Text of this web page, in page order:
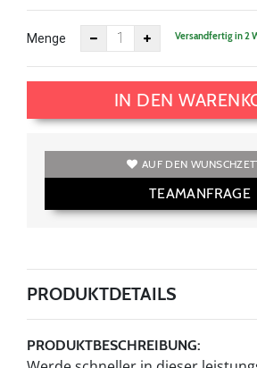
Menge Versandfertig in 2
IN DEN
AUF DEN
TEAMANFRAGE
PRODUKTDETAILS
PRODUKTBESCHREIBUNG: